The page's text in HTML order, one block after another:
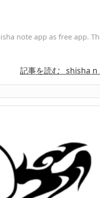
note app as free app.
記事を読む shisha n